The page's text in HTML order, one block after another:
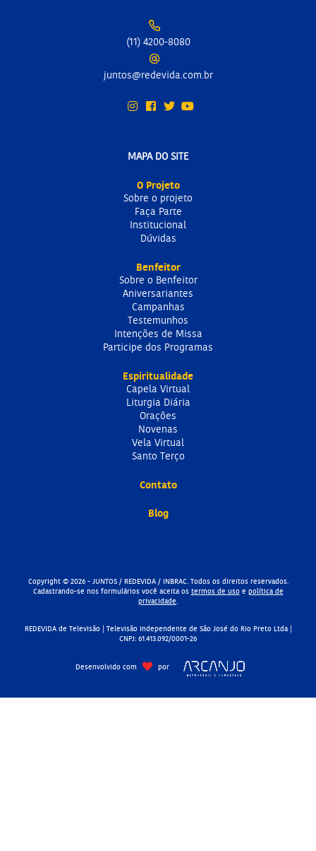
(11) 4200-8080
juntos@redevida.com.br
MAPA DO SITE
O Projeto
Sobre o projeto
Faça Parte
Institucional
Dúvidas
Benfeitor
Sobre o Benfeitor
Aniversariantes
Campanhas
Testemunhos
Intenções de Missa
Participe dos Programas
Espiritualidade
Capela Virtual
Liturgia Diária
Orações
Novenas
Vela Virtual
Santo Terço
Contato
Blog
Copyright © 2026 - JUNTOS / REDEVIDA / INBRAC. Todos os direitos reservados.
Cadastrando-se nos formulários você aceita ostermos de usoe política de
privacidade.
REDEVIDA de Televisão | Televisão Independente de São José do Rio Preto Ltda |
CNPJ: 61.413.092/0001-26
Desenvolvido com por